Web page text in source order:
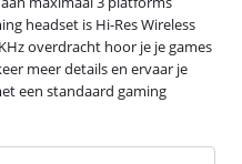
headset is Hi-Res Wireless
overdracht hoor je je games
meer details en ervaar je
een standaard gaming